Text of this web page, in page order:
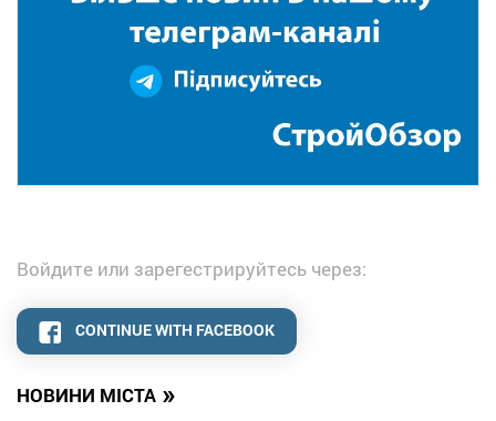
НОВИНИ МІСТА »
Войдите или зарегестрируйтесь через:
CONTINUE WITH FACEBOOK